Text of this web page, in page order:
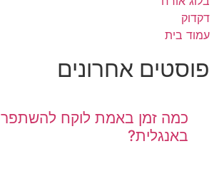
דקדוק
עמוד בית
פוסטים אחרונים
כמה זמן באמת לוקח להשתפר
באנגלית?